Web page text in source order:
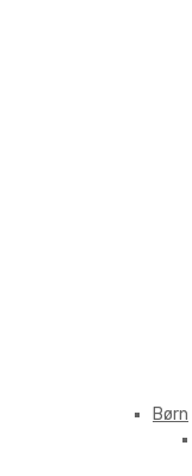
Børn